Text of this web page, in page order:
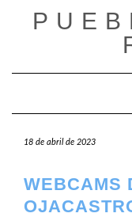
18 de abril de 2023
WEBCAMS